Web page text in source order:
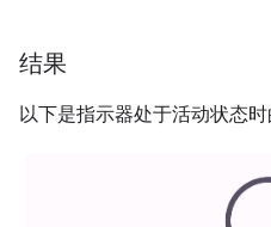
结果
以下是指示器处于活动状态时